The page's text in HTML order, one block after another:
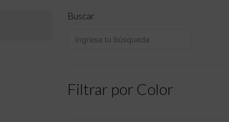
Buscar
Filtrar por Color